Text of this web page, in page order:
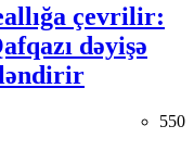
çevrilir:
dəyişə
550